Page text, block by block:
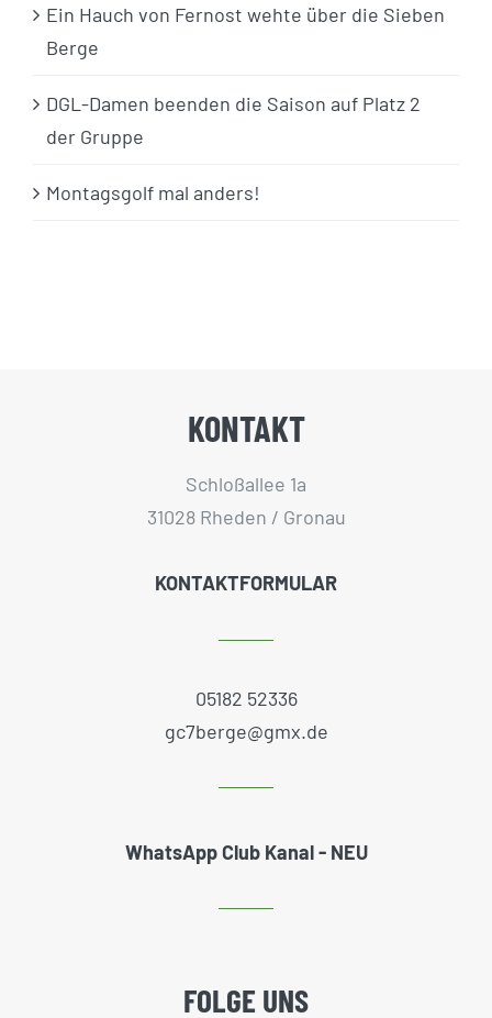
Ein Hauch von Fernost wehte über die Sieben
Berge
DGL-Damen beenden die Saison auf Platz 2
der Gruppe
Montagsgolf mal anders!
KONTAKT
Schloßallee 1a
31028 Rheden / Gronau
KONTAKTFORMULAR
05182 52336
gc7berge@gmx.de
WhatsApp Club Kanal - NEU
FOLGE UNS